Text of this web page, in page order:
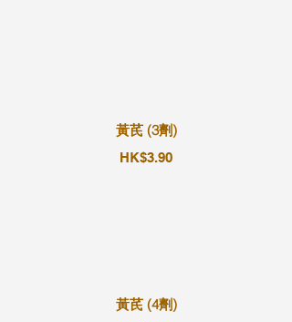
黃芪 (3劑)
HK$3.90
黃芪 (4劑)